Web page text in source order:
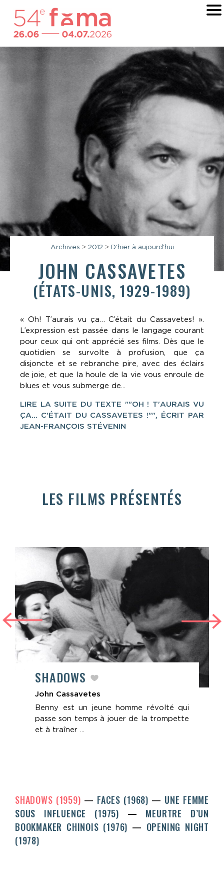
Archives > 2012 > D'hier à aujourd'hui
JOHN CASSAVETES
(ÉTATS-UNIS, 1929-1989)
« Oh! T’aurais vu ça… C’était du Cassavetes! ».
L’expression est passée dans le langage courant
pour ceux qui ont apprécié ses films. Dès que le
quotidien se survolte à profusion, que ça
disjoncte et se rebranche pire, avec des éclairs
de joie, et que la houle de la vie vous enroule de
blues et vous submerge de...
LIRE LA SUITE DU TEXTE ""OH ! T'AURAIS VU
ÇA... C'ÉTAIT DU CASSAVETES !"", ÉCRIT PAR
JEAN-FRANÇOIS STÉVENIN
LES FILMS PRÉSENTÉS
SHADOWS
John Cassavetes
Benny est un jeune homme révolté qui
passe son temps à jouer de la trompette
et à traîner ...
SHADOWS (1959) FACES (1968)
UNE FEMME
SOUS INFLUENCE (1975)
MEURTRE D’UN
BOOKMAKER CHINOIS (1976)
OPENING NIGHT
(1978)